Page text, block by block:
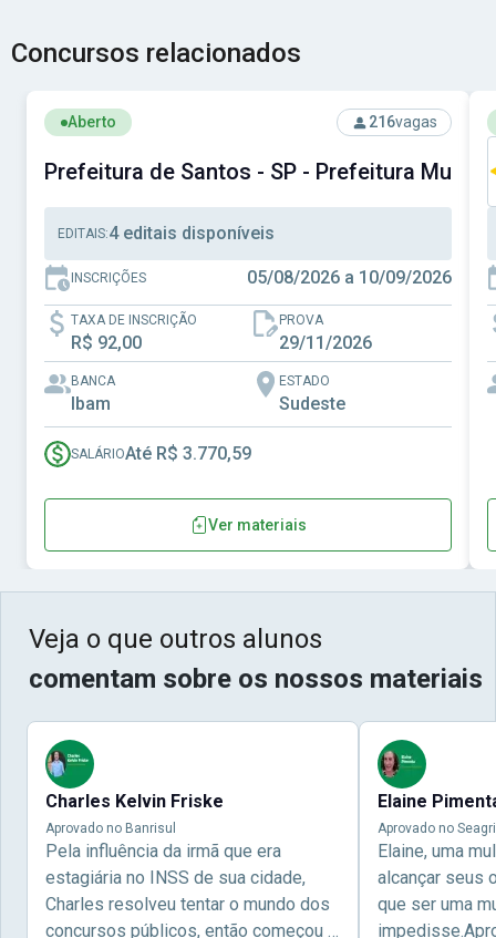
Concursos relacionados
Ver concurso: Prefeitura de Santos - SP - Prefeitura
Aberto 216vagas
Prefeitura de Santos - SP - Prefeitura
EDITAIS:4 editais disponíveis
INSCRIÇÕES 05/08/2026 a 10/09/2026
TAXA DE INSCRIÇÃO
R$ 92,00
PROVA
29/11/2026
BANCA
Ibam
ESTADO
Sudeste
SALÁRIOAté R$ 3.770,59
Ver materiais
Veja o que outros alunos
comentam sobre os nossos materiais
Charles Kelvin Friske
Aprovado no Banrisul
Pela influência da irmã que era
estagiária no INSS de sua cidade,
Charles resolveu tentar o mundo dos
concursos públicos, então começou a
Elaine
Aprovado no
Elaine, uma
alcançar seus
que ser uma